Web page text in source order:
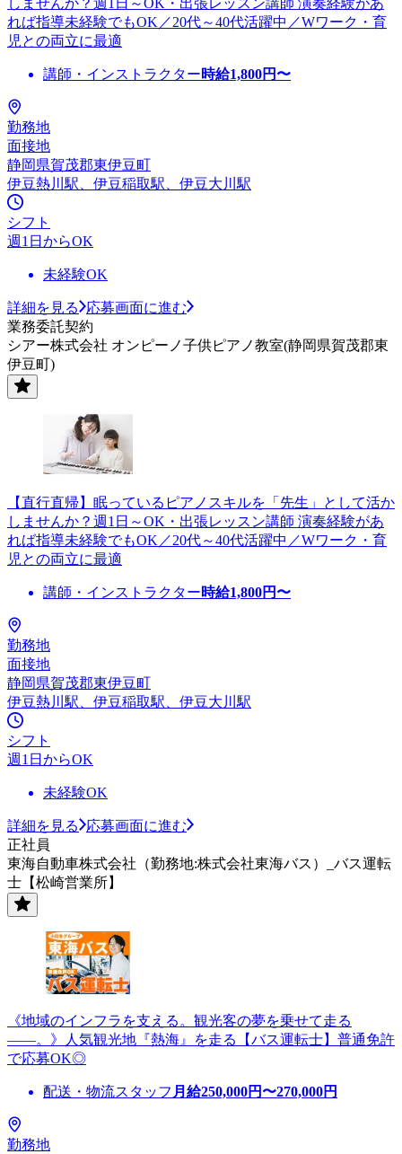
れば指導未経験でもOK／20代～40代活躍中／Wワーク・育
児との両立に最適
講師・インストラクター時給1,800円〜
勤務地
面接地
静岡県賀茂郡東伊豆町
伊豆熱川駅、伊豆稲取駅、伊豆大川駅
シフト
週1日からOK
未経験OK
詳細を見る
応募画面に進む
業務委託契約
シアー株式会社 オンピーノ子供ピアノ教室(静岡県賀茂郡東
伊豆町)
【直行直帰】眠っているピアノスキルを「先生」として活か
しませんか？週1日～OK・出張レッスン講師 演奏経験があ
れば指導未経験でもOK／20代～40代活躍中／Wワーク・育
児との両立に最適
講師・インストラクター時給1,800円〜
勤務地
面接地
静岡県賀茂郡東伊豆町
伊豆熱川駅、伊豆稲取駅、伊豆大川駅
シフト
週1日からOK
未経験OK
詳細を見る
応募画面に進む
正社員
東海自動車株式会社（勤務地:株式会社東海バス）_バス運転
士【松崎営業所】
《地域のインフラを支える。観光客の夢を乗せて走る
――。》人気観光地『熱海』を走る【バス運転士】普通免許
で応募OK◎
配送・物流スタッフ 月給250,000円〜270,000円
勤務地